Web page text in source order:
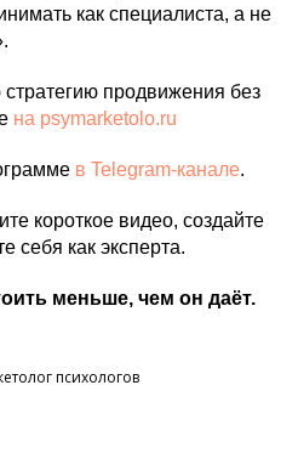
как специалиста, а не
продвижения без
на psymarketolo.ru
в Telegram-канале.
короткое видео, создайте
себя как эксперта.
меньше, чем он даёт.
психологов